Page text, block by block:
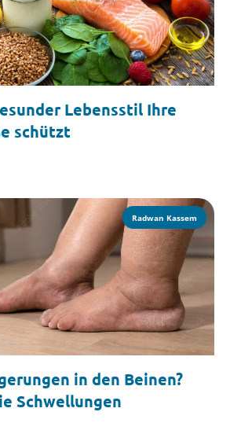
Lebensstil Ihre
schützt
Radwan Kassem
in den Beinen?
Schwellungen